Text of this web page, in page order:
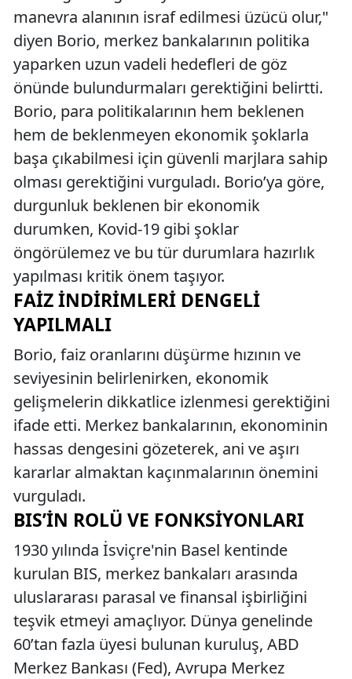
manevra alanının israf edilmesi üzücü olur,"
diyen Borio, merkez bankalarının politika
yaparken uzun vadeli hedefleri de göz
önünde bulundurmaları gerektiğini belirtti.
Borio, para politikalarının hem beklenen
hem de beklenmeyen ekonomik şoklarla
başa çıkabilmesi için güvenli marjlara sahip
olması gerektiğini vurguladı. Borio’ya göre,
durgunluk beklenen bir ekonomik
durumken, Kovid-19 gibi şoklar
öngörülemez ve bu tür durumlara hazırlık
yapılması kritik önem taşıyor.
FAIZ İNDIRIMLERI DENGELI
YAPILMALI
Borio, faiz oranlarını düşürme hızının ve
seviyesinin belirlenirken, ekonomik
gelişmelerin dikkatlice izlenmesi gerektiğini
ifade etti. Merkez bankalarının, ekonominin
hassas dengesini gözeterek, ani ve aşırı
kararlar almaktan kaçınmalarının önemini
vurguladı.
BIS’IN ROLÜ VE FONKSIYONLARI
1930 yılında İsviçre'nin Basel kentinde
kurulan BIS, merkez bankaları arasında
uluslararası parasal ve finansal işbirliğini
teşvik etmeyi amaçlıyor. Dünya genelinde
60’tan fazla üyesi bulunan kuruluş, ABD
Merkez Bankası (Fed), Avrupa Merkez